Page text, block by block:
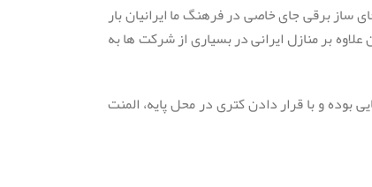
برقی جای خاصی در فرهنگ ما ایرانیان بار
بر منازل ایرانی در بسیاری از شرکت ها به
و با قرار دادن کتری در محل پایه، المنت